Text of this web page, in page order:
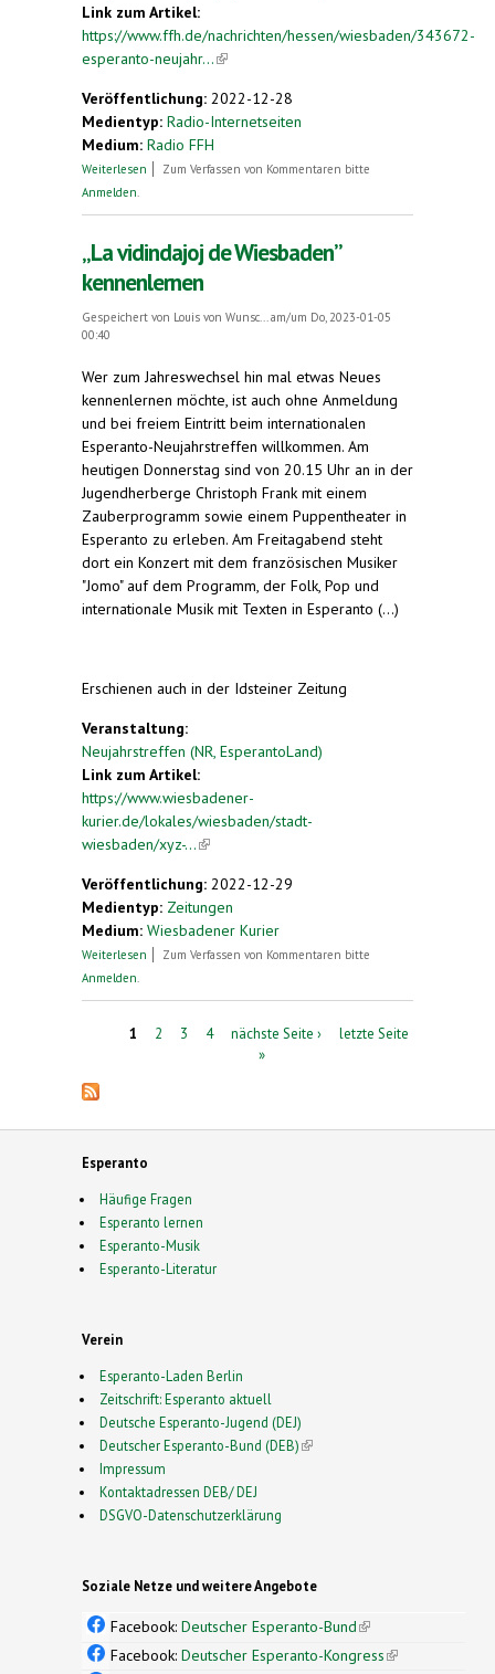
Link zum Artikel:
https://www.ffh.de/nachrichten/hessen/wiesbaden/343672-
esperanto-neujahr...(link is external)
Veröffentlichung: 2022-12-28
Medientyp: Radio-Internetseiten
Medium: Radio FFH
Weiterlesen über Esperanto-Neujahrstreffen in Wiesbaden
Zum Verfassen von Kommentaren bitte
Anmelden
„La vidindajoj de Wiesbaden”
kennenlernen
Gespeichert von Louis von Wunsc...
am/um Do, 2023-01-05
00:40
Wer zum Jahreswechsel hin mal etwas Neues
kennenlernen möchte, ist auch ohne Anmeldung
und bei freiem Eintritt beim internationalen
Esperanto-Neujahrstreffen willkommen. Am
heutigen Donnerstag sind von 20.15 Uhr an in der
Jugendherberge Christoph Frank mit einem
Zauberprogramm sowie einem Puppentheater in
Esperanto zu erleben. Am Freitagabend steht
dort ein Konzert mit dem französischen Musiker
"Jomo" auf dem Programm, der Folk, Pop und
internationale Musik mit Texten in Esperanto (...)
Erschienen auch in der Idsteiner Zeitung
Veranstaltung:
Neujahrstreffen (NR, EsperantoLand)
Link zum Artikel:
https://www.wiesbadener-
kurier.de/lokales/wiesbaden/stadt-
wiesbaden/xyz-...(link is external)
Veröffentlichung: 2022-12-29
Medientyp: Zeitungen
Medium: Wiesbadener Kurier
Weiterlesen über „La vidindajoj de Wiesbaden” kennenlernen
Zum Verfassen von Kommentaren bitte
Anmelden
Seiten
1 2 3 4 nächste Seite ›
letzte Seite
»
Esperanto
Häufige Fragen
Esperanto lernen
Esperanto-Musik
Esperanto-Literatur
Verein
Esperanto-Laden Berlin
Zeitschrift: Esperanto aktuell
Deutsche Esperanto-Jugend (DEJ)
Deutscher Esperanto-Bund (DEB)(link is external)
Impressum
Kontaktadressen DEB/ DEJ
DSGVO-Datenschutzerklärung
Soziale Netze und weitere Angebote
Facebook: Deutscher Esperanto-Bund(link is
external)
Facebook: Deutscher Esperanto-Kongress(link is